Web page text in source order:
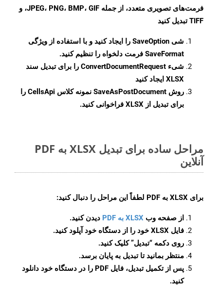
فرمت‌های تصویری متعدد، از جمله JPEG، PNG، BMP، GIF، و
TIFF تبدیل کنید
شی SaveOption را ایجاد کنید و با استفاده از ویژگی
SaveFormat فرمت دلخواه را تنظیم کنید.
شیء ConvertDocumentRequest را برای تبدیل سند
XLSX ایجاد کنید
روش SaveAsPostDocument
نمونه کلاس CellsApi را
برای تبدیل از XLSX فراخوانی کنید.
مراحل ساده برای تبدیل XLSX به PDF
آنلاین
برای XLSX به PDF لطفاً این مراحل را دنبال کنید:
از صفحه وب XLSX به PDF
دیدن کنید.
فایل XLSX خود را از دستگاه خود آپلود کنید.
روی دکمه “تبدیل”کلیک کنید.
منتظر بمانید تا تبدیل به پایان برسد.
پس از تکمیل تبدیل، فایل PDF را در دستگاه خود دانلود
کنید.